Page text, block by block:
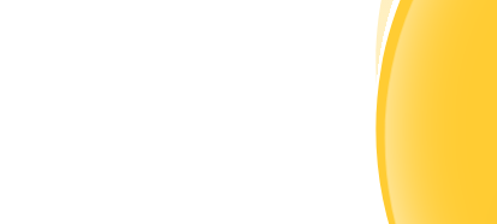
Big data-analyse inclusief handelsinformatie, enz.